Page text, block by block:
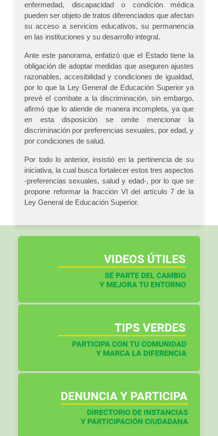
enfermedad, discapacidad o condición médica
pueden ser objeto de tratos diferenciados que afectan
su acceso a servicios educativos, su permanencia
en las instituciones y su desarrollo integral.
Ante este panorama, enfatizó que el Estado tiene la
obligación de adoptar medidas que aseguren ajustes
razonables, accesibilidad y condiciones de igualdad,
por lo que la Ley General de Educación Superior ya
prevé el combate a la discriminación, sin embargo,
afirmó que lo atiende de manera incompleta, ya que
en esta disposición se omite mencionar la
discriminación por preferencias sexuales, por edad, y
por condiciones de salud.
Por todo lo anterior, insistió en la pertinencia de su
iniciativa, la cual busca fortalecer estos tres aspectos
-preferencias sexuales, salud y edad-, por lo que se
propone reformar la fracción VI del artículo 7 de la
Ley General de Educación Superior.